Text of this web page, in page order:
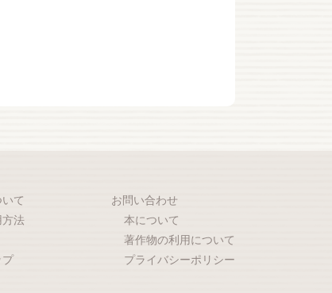
て
方法
プ
お問い合わせ
本について
著作物の利用について
プライバシーポリシー